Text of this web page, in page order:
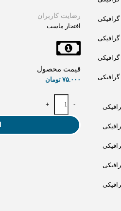
رضایت کاربران
افتخار ماست
قیمت محصول
۷۵.۰۰۰ تومان
-
+